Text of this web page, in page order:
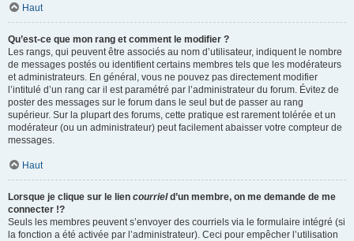
Haut
Qu’est-ce que mon rang et comment le modifier ?
Les rangs, qui peuvent être associés au nom d’utilisateur, indiquent le nombre
de messages postés ou identifient certains membres tels que les modérateurs
et administrateurs. En général, vous ne pouvez pas directement modifier
l’intitulé d’un rang car il est paramétré par l’administrateur du forum. Évitez de
poster des messages sur le forum dans le seul but de passer au rang
supérieur. Sur la plupart des forums, cette pratique est rarement tolérée et un
modérateur (ou un administrateur) peut facilement abaisser votre compteur de
messages.
Haut
Lorsque je clique sur le lien courrield’un membre, on me demande de me
connecter !?
Seuls les membres peuvent s’envoyer des courriels via le formulaire intégré (si
la fonction a été activée par l’administrateur). Ceci pour empêcher l’utilisation